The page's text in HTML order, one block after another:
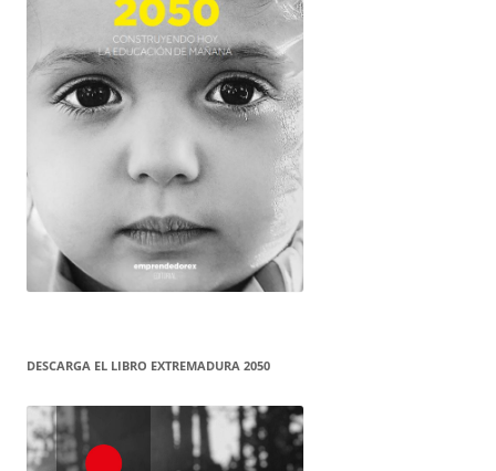
DESCARGA EL LIBRO EXTREMADURA 2050